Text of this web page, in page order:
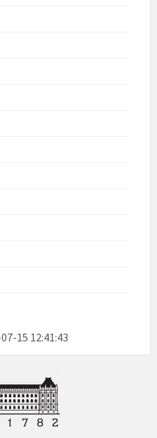
15 12:41:43